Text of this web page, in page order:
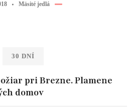
Mäsité jedlá
30 DNÍ
pri Brezne. Plamene
domov